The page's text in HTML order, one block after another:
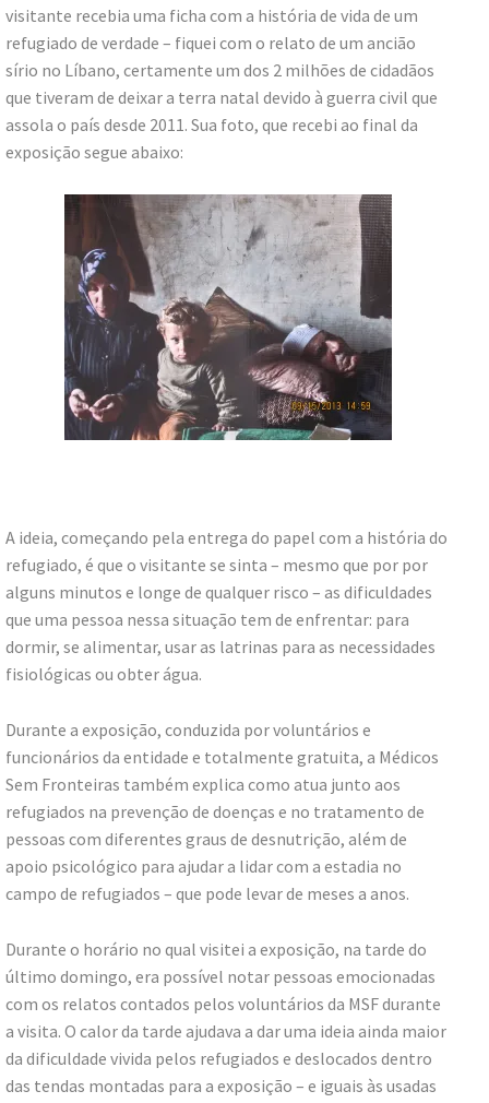
visitante recebia uma ficha com a história de vida de um
refugiado de verdade – fiquei com o relato de um ancião
sírio no Líbano, certamente um dos 2 milhões de cidadãos
que tiveram de deixar a terra natal devido à guerra civil que
assola o país desde 2011. Sua foto, que recebi ao final da
exposição segue abaixo:
A ideia, começando pela entrega do papel com a história do
refugiado, é que o visitante se sinta – mesmo que por por
alguns minutos e longe de qualquer risco – as dificuldades
que uma pessoa nessa situação tem de enfrentar: para
dormir, se alimentar, usar as latrinas para as necessidades
fisiológicas ou obter água.
Durante a exposição, conduzida por voluntários e
funcionários da entidade e totalmente gratuita, a Médicos
Sem Fronteiras também explica como atua junto aos
refugiados na prevenção de doenças e no tratamento de
pessoas com diferentes graus de desnutrição, além de
apoio psicológico para ajudar a lidar com a estadia no
campo de refugiados – que pode levar de meses a anos.
Durante o horário no qual visitei a exposição, na tarde do
último domingo, era possível notar pessoas emocionadas
com os relatos contados pelos voluntários da MSF durante
a visita. O calor da tarde ajudava a dar uma ideia ainda maior
da dificuldade vivida pelos refugiados e deslocados dentro
das tendas montadas para a exposição – e iguais às usadas